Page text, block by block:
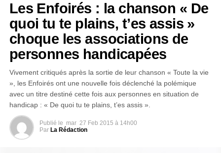
Les Enfoirés : la chanson « De
quoi tu te plains, t’es assis »
choque les associations de
personnes handicapées
Vivement critiqués après la sortie de leur chanson « Toute la vie
», les Enfoirés ont une nouvelle fois déclenché la polémique
avec un titre destiné cette fois aux personnes en situation de
handicap : « De quoi tu te plains, t’es assis ».
Publié le mar 27 Feb 2015 à 14h00
Par La Rédaction